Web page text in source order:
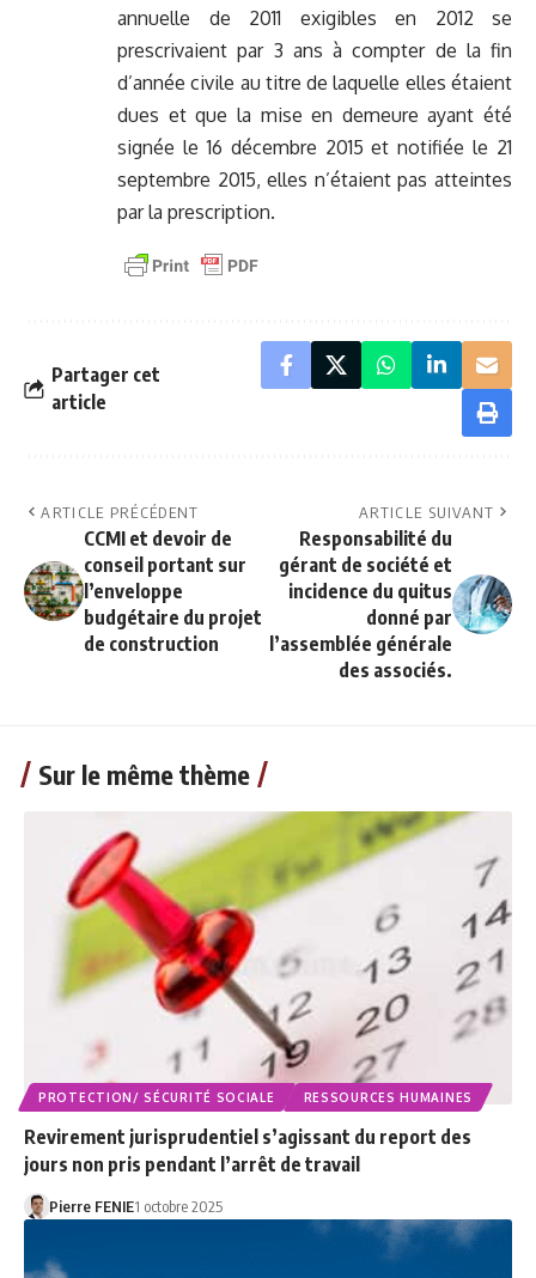
annuelle de 2011 exigibles en 2012 se
prescrivaient par 3 ans à compter de la fin
d’année civile au titre de laquelle elles étaient
dues et que la mise en demeure ayant été
signée le 16 décembre 2015 et notifiée le 21
septembre 2015, elles n’étaient pas atteintes
par la prescription.
Partager cet
article
ARTICLE PRÉCÉDENT
CCMI et devoir de
conseil portant sur
l’enveloppe
budgétaire du projet
de construction
ARTICLE SUIVANT
Responsabilité du
gérant de société et
incidence du quitus
donné par
l’assemblée générale
des associés.
Sur le même thème
PROTECTION/ SÉCURITÉ SOCIALE RESSOURCES HUMAINES
Revirement jurisprudentiel s’agissant du report des
jours non pris pendant l’arrêt de travail
Pierre FENIE1 octobre 2025